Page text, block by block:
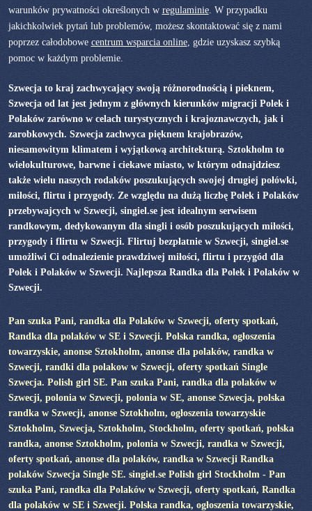
warunków prywatności określonych w regulaminie. W przypadku
jakichkolwiek pytań lub problemów, możesz skontaktować się z nami
poprzez całodobowe centrum wsparcia online, gdzie uzyskasz szybką
pomoc w każdym problemie.
Szwecja to kraj zachwycający swoją różnorodnością i pieknem,
Szwecja od lat jest jednym z głównych kierunków migracji Polek i
Polaków zarówno w celach turystycznych i krajoznawczych, jak i
zarobkowych. Szwecja zachwyca pięknem krajobrazów,
niesamowitym klimatem i wyjątkową architekturą. Sztokholm to
wielokulturowe, barwne i ciekawe miasto, w którym odnajdziesz
także wielu naszych rodaków poszukujących swojej drugiej połówki,
miłości, flirtu i przygody. Ze względu na dużą liczbę Polek i Polaków
przebywajcych w Szwecji, singiel.se jest idealnym serwisem
randkowym, dedykowanym dla singli i osób poszukujących miłości,
przygody i flirtu w Szwecji. Flirtuj bezpłatnie w Szwecji, singiel.se
umożliwi Ci odnalezienie prawdziwej miłości, flirtu i przygód dla
Polek i Polaków w Szwecji. Najlepsza Randka dla Polek i Polaków w
Szwecji.
Pan szuka Pani, randka dla Polaków w Szwecji, oferty spotkań,
Randka dla polaków w SE i Szwecji. Polska randka, ogłoszenia
towarzyskie, anonse Sztokholm, anonse dla polaków, randka w
Szwecji, randki dla polakow w Szwecji, oferty spotkań Single
Szwecja. Polish girl SE. Pan szuka Pani, randka dla polaków w
Szwecji, polonia w Szwecji, polonia w SE, anonse Szwecja, polska
randka w Szwecji, anonse Sztokholm, ogłoszenia towarzyskie
Sztokholm, Szwecja, Sztokholm, Stockholm, oferty spotkań, polska
randka, anonse Sztokholm, polonia w Szwecji, randka w Szwecji,
oferty spotkań, anonse dla polaków, randka w Szwecji Randka
polaków Szwecja Single SE. singiel.se Polish girl Stockholm - Pan
szuka Pani, randka dla Polaków w Szwecji, oferty spotkań, Randka
dla polaków w SE i Szwecji. Polska randka, ogłoszenia towarzyskie,